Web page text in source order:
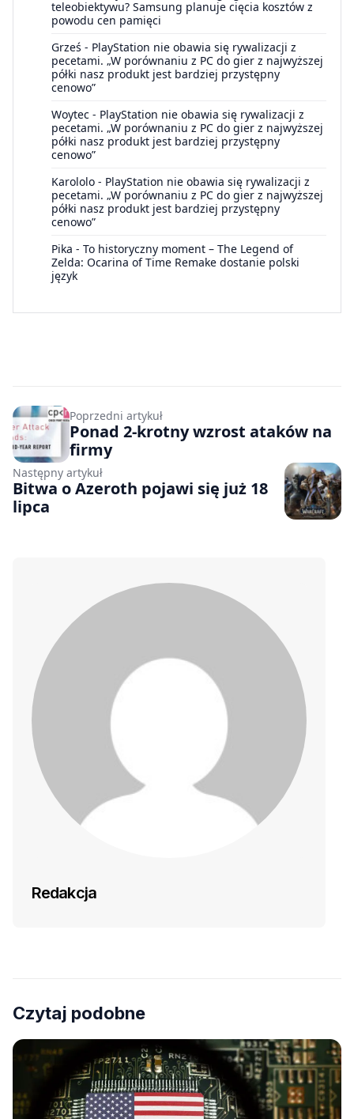
teleobiektywu? Samsung planuje cięcia kosztów z
powodu cen pamięci
Grześ - PlayStation nie obawia się rywalizacji z
pecetami. „W porównaniu z PC do gier z najwyższej
półki nasz produkt jest bardziej przystępny
cenowo”
Woytec - PlayStation nie obawia się rywalizacji z
pecetami. „W porównaniu z PC do gier z najwyższej
półki nasz produkt jest bardziej przystępny
cenowo”
Karololo - PlayStation nie obawia się rywalizacji z
pecetami. „W porównaniu z PC do gier z najwyższej
półki nasz produkt jest bardziej przystępny
cenowo”
Pika - To historyczny moment – The Legend of
Zelda: Ocarina of Time Remake dostanie polski
język
Poprzedni artykuł
Ponad 2-krotny wzrost ataków na
firmy
Następny artykuł
Bitwa o Azeroth pojawi się już 18
lipca
Redakcja
Czytaj podobne